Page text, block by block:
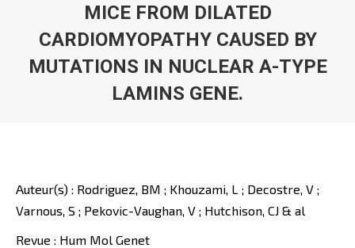
MICE FROM DILATED
CARDIOMYOPATHY CAUSED BY
MUTATIONS IN NUCLEAR A-TYPE
LAMINS GENE.
Auteur(s) : Rodriguez, BM ; Khouzami, L ; Decostre, V ;
Varnous, S ; Pekovic-Vaughan, V ; Hutchison, CJ & al
Revue : Hum Mol Genet